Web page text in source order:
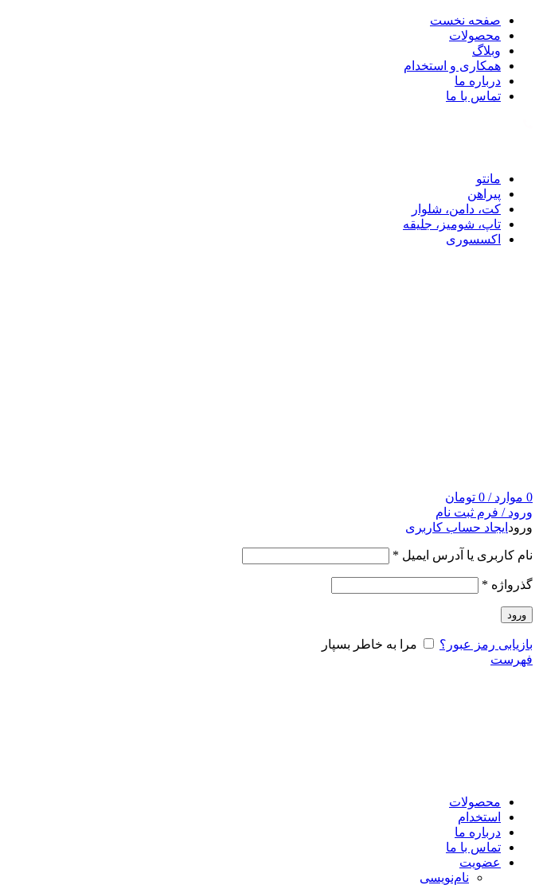
صفحه نخست
محصولات
وبلاگ
همکاری و استخدام
درباره ما
تماس با ما
مانتو
پیراهن
کت، دامن، شلوار
تاپ، شومیز، جلیقه
اکسسوری
0 موارد /
0 تومان
ورود / فرم ثبت نام
ورود ایجاد حساب کاربری
نام کاربری یا آدرس ایمیل *
گذرواژه *
ورود
بازیابی رمز عبور؟
مرا به خاطر بسپار
فهرست
محصولات
استخدام
درباره ما
تماس با ما
عضویت
نام‌نویسی